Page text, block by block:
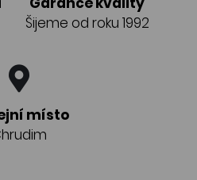
Šijeme od roku 1992
místo